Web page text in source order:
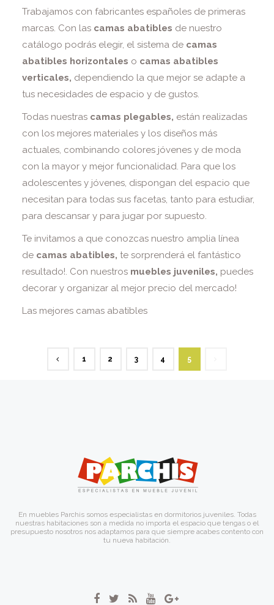
Trabajamos con fabricantes españoles de primeras
marcas. Con las camas abatibles de nuestro
catálogo podrás elegir, el sistema de camas
abatibles horizontales o camas abatibles
verticales, dependiendo la que mejor se adapte a
tus necesidades de espacio y de gustos.
Todas nuestras camas plegables, están realizadas
con los mejores materiales y los diseños más
actuales, combinando colores jóvenes y de moda
con la mayor y mejor funcionalidad. Para que los
adolescentes y jóvenes, dispongan del espacio que
necesitan para todas sus facetas, tanto para estudiar,
para descansar y para jugar por supuesto.
Te invitamos a que conozcas nuestro amplia línea
de camas abatibles, te sorprenderá el fantástico
resultado!. Con nuestros muebles juveniles, puedes
decorar y organizar al mejor precio del mercado!
Las mejores camas abatibles
1 2 3 4 5
En muebles Parchis somos especialistas en dormitorios juveniles. Todas
nuestras habitaciones son a medida no importa el espacio que tengas o el
presupuesto nosotros nos adaptamos para que siempre acabes contento con
tu nueva habitación.